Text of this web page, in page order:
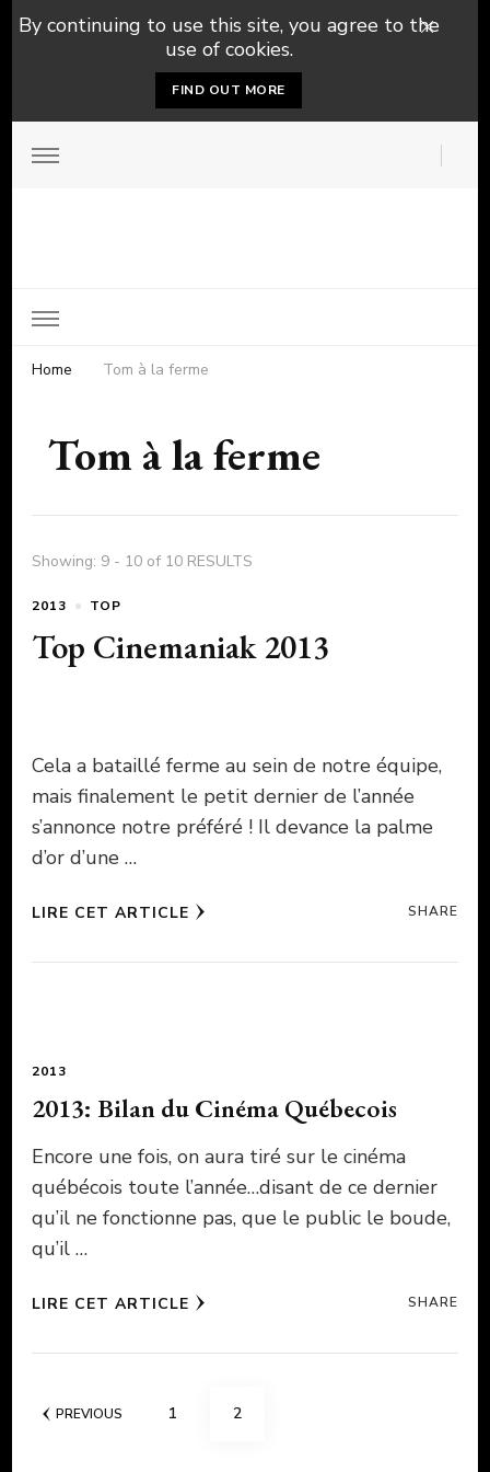
By continuing to use this site, you agree to the
use of cookies.
FIND OUT MORE
Home Tom à la ferme
Tom à la ferme
Showing: 9 - 10 of 10 RESULTS
2013 TOP
Top Cinemaniak 2013
Cela a bataillé ferme au sein de notre équipe,
mais finalement le petit dernier de l’année
s’annonce notre préféré ! Il devance la palme
d’or d’une …
LIRE CET ARTICLE SHARE
2013
2013: Bilan du Cinéma Québecois
Encore une fois, on aura tiré sur le cinéma
québécois toute l’année…disant de ce dernier
qu’il ne fonctionne pas, que le public le boude,
qu’il …
LIRE CET ARTICLE SHARE
Pagination
PREVIOUS PAGE
1 PAGE
2